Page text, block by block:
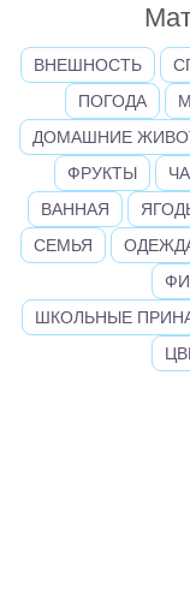
ВНЕШНОСТЬ
ПОГОДА
ДОМАШНИЕ
ФРУКТЫ
ВАННАЯ
СЕМЬЯ
ШКОЛЬНЫЕ